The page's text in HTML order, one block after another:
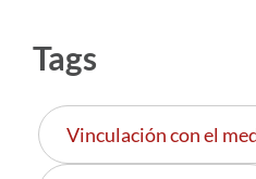
Tags
Vinculación con el